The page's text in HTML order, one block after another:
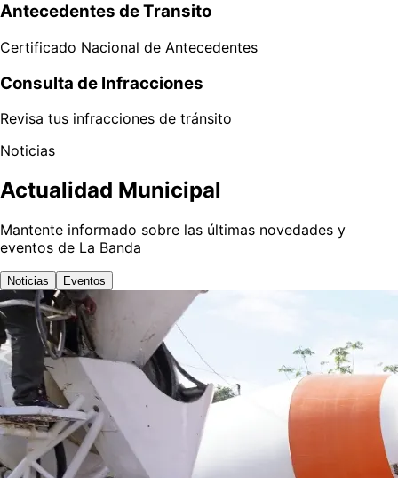
Antecedentes de Transito
Certificado Nacional de Antecedentes
Consulta de Infracciones
Revisa tus infracciones de tránsito
Noticias
Actualidad Municipal
Mantente informado sobre las últimas novedades y
eventos de La Banda
Noticias Eventos